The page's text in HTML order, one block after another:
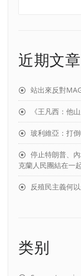
近期文章
站出來反對
《王凡西：他
玻利維亞：打
停止特朗普、
克蘭人民團結在一
反殖民主義何
类别